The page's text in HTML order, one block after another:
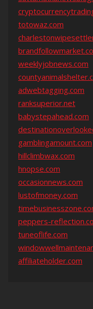
totowaz.com
weeklyjobnews.com
adwebtagging.com
ranksuperior.net
babystepahead.com
gamblingamount.com
hillclimbwax.com
hnopse.com
occasionnews.com
lustofmoney.com
peppers-
tuneoflife.com
affiliateholder.com